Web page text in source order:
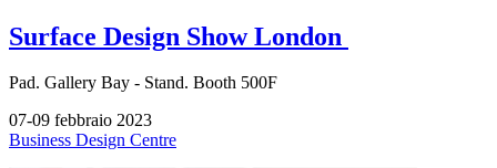
Surface Design Show London
Pad. Gallery Bay - Stand. Booth 500F
07-09 febbraio 2023
Business Design Centre